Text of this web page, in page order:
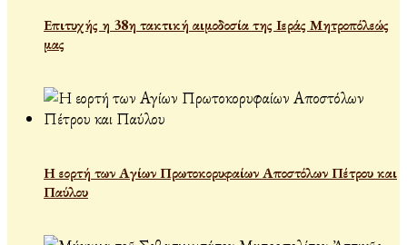
Επιτυχής η 38η τακτική αιμοδοσία της Ιεράς Μητροπόλεώς
μας
Η εορτή των Αγίων Πρωτοκορυφαίων Αποστόλων Πέτρου και
Παύλου